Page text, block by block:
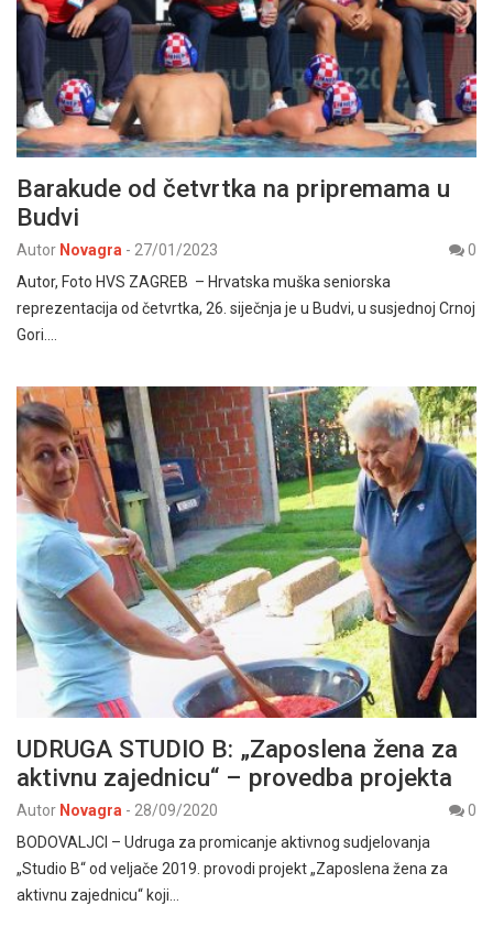
Barakude od četvrtka na pripremama u
Budvi
Autor Novagra - 27/01/2023
0
Autor, Foto HVS ZAGREB – Hrvatska muška seniorska
reprezentacija od četvrtka, 26. siječnja je u Budvi, u susjednoj Crnoj
Gori.…
UDRUGA STUDIO B: „Zaposlena žena za
aktivnu zajednicu“ – provedba projekta
Autor Novagra - 28/09/2020
0
BODOVALJCI – Udruga za promicanje aktivnog sudjelovanja
„Studio B“ od veljače 2019. provodi projekt „Zaposlena žena za
aktivnu zajednicu“ koji…